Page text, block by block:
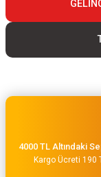
4000 TL Altındaki
Kargo Ücreti 190